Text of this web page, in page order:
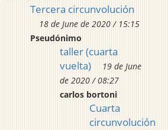
Tercera circunvolución
18 de June de 2020 / 15:15
Pseudónimo
taller (cuarta
vuelta)
19 de June
de 2020 / 08:27
carlos bortoni
Cuarta
circunvolución